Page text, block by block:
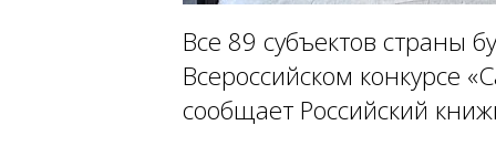
Все 89 субъектов страны
Всероссийском конкурсе
сообщает Российский